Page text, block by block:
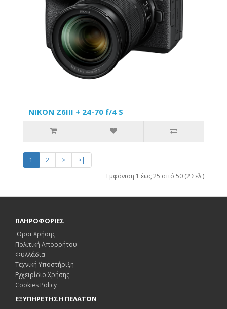
NIKON Z6III + 24-70 f/4 S
1 2 >
>|
Εμφάνιση 1 έως 25 από 50 (2 Σελ.)
ΠΛΗΡΟΦΟΡΙΕΣ
'Οροι Χρήσης
Πολιτική Απορρήτου
Φυλλάδια
Τεχνική Υποστήριξη
Εγχειρίδιο Χρήσης
Cookies Policy
ΕΞΥΠΗΡΕΤΗΣΗ ΠΕΛΑΤΩΝ